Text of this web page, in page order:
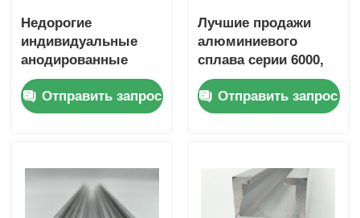
Недорогие
индивидуальные
анодированные
экструдированные
промышленные
алюминиевые
поставщиков,
экструдированные
профили 6063 6061,
Отправить запрос
Лучшие продажи
алюминиевого
сплава серии 6000,
стеклянные
раздвижные двери,
используемые для
Отправить запрос